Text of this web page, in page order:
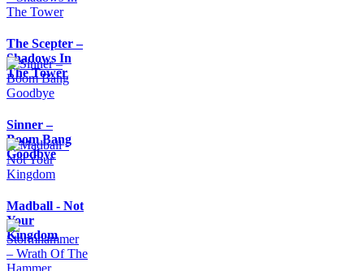
The Scepter –
Shadows In
The Tower
Sinner –
Boom Bang
Goodbye
Madball - Not
Your
Kingdom